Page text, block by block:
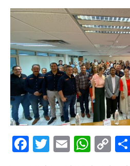
F T E
m
W
h
C